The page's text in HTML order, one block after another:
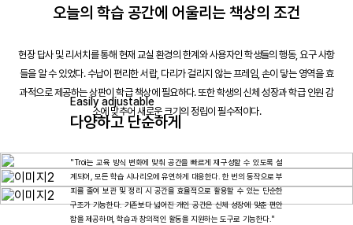
오늘의 학습 공간에 어울리는 책상의 조건
현장 답사 및 리서치를 통해 현재 교실 환경의 한계와 사용자인 학생들의 행동, 요구 사항
들을 알 수 있었다. 수납이 편리한 서랍, 다리가 걸리지 않는 프레임, 손이 닿는 영역을 효
과적으로 제공하는 상판이 학급 책상에 필요하다. 또한 학생의 신체 성장과 학급 인원 감
소에 맞추어 새로운 크기의 정립이 필수적이다.
Easily adjustable
다양하고 단순하게
"Troi는 교육 방식 변화에 맞춰 공간을 빠르게 재구성할 수 있도록 설
계되어, 모든 학습 시나리오에 유연하게 대응한다. 한 번의 동작으로 부
피를 줄여 보관 및 정리 시 공간을 효율적으로 활용할 수 있는 단순한
구조가 기능한다. 기존보다 넓어진 개인 공간은 신체 성장에 맞춘 편안
함을 제공하며, 학습과 창의적인 활동을 지원하는 도구로 기능한다."